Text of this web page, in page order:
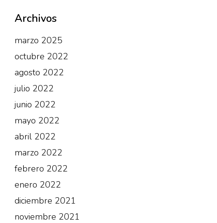
Archivos
marzo 2025
octubre 2022
agosto 2022
julio 2022
junio 2022
mayo 2022
abril 2022
marzo 2022
febrero 2022
enero 2022
diciembre 2021
noviembre 2021